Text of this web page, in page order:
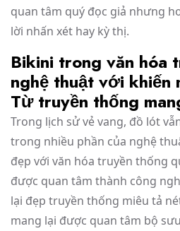
quan tâm quý đọc giả nhưng
lời nhấn xét hay kỳ thị.
Bikini trong văn hóa
nghệ thuật với khiến
Từ truyền thống
Trong lịch sử vẻ vang, đồ lót
trong nhiều phần của nghệ
đẹp với văn hóa truyền thống
được quan tâm thành công
lại đẹp truyền thống miêu tả
mang lại được quan tâm bộ